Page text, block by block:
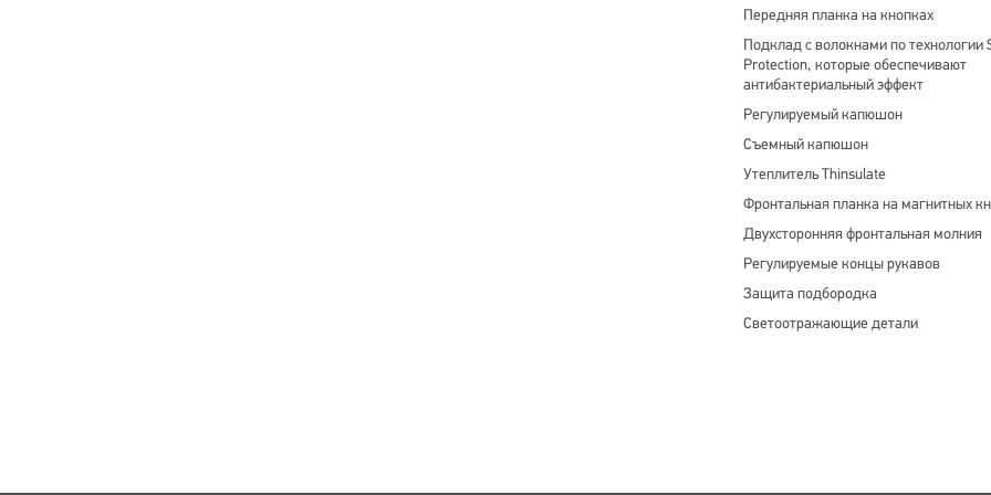
Передняя планка на кнопках
Подклад с волокнами по технологии
Protection, которые обеспечивают
антибактериальный эффект
Регулируемый капюшон
Съемный капюшон
Утеплитель Thinsulate
Фронтальная планка на магнитных
Двухсторонняя фронтальная молния
Регулируемые концы рукавов
Защита подбородка
Светоотражающие детали